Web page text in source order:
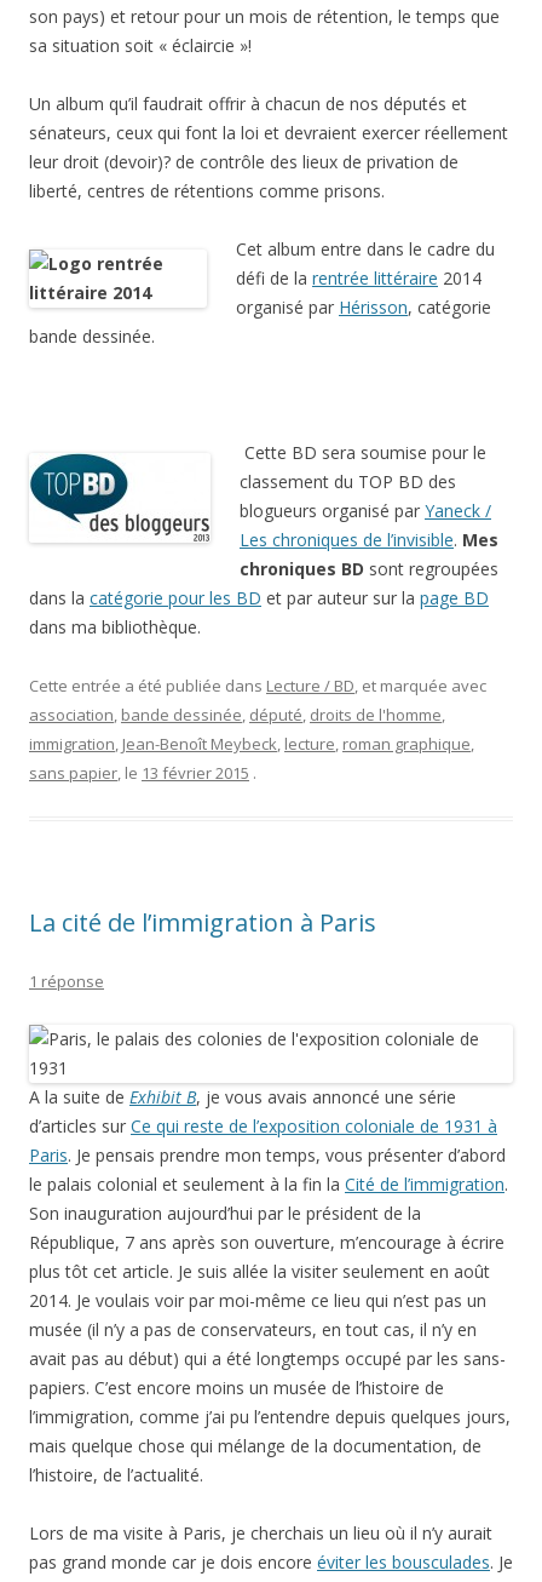
son pays) et retour pour un mois de rétention, le temps que
sa situation soit « éclaircie »!
Un album qu’il faudrait offrir à chacun de nos députés et
sénateurs, ceux qui font la loi et devraient exercer réellement
leur droit (devoir)? de contrôle des lieux de privation de
liberté, centres de rétentions comme prisons.
Cet album entre dans le cadre du
défi de la rentrée littéraire 2014
organisé par Hérisson, catégorie
bande dessinée.
Cette BD sera soumise pour le
classement du TOP BD des
blogueurs organisé par Yaneck /
Les chroniques de l’invisible. Mes
chroniques BD sont regroupées
dans la catégorie pour les BD et par auteur sur la page BD
dans ma bibliothèque.
Cette entrée a été publiée dans Lecture / BD, et marquée avec
association, bande dessinée, député, droits de l'homme,
immigration, Jean-Benoît Meybeck, lecture, roman graphique,
sans papier, le 13 février 2015 .
La cité de l’immigration à Paris
1 réponse
A la suite de Exhibit B, je vous avais annoncé une série
d’articles sur Ce qui reste de l’exposition coloniale de 1931 à
Paris. Je pensais prendre mon temps, vous présenter d’abord
le palais colonial et seulement à la fin la Cité de l’immigration.
Son inauguration aujourd’hui par le président de la
République, 7 ans après son ouverture, m’encourage à écrire
plus tôt cet article. Je suis allée la visiter seulement en août
2014. Je voulais voir par moi-même ce lieu qui n’est pas un
musée (il n’y a pas de conservateurs, en tout cas, il n’y en
avait pas au début) qui a été longtemps occupé par les sans-
papiers. C’est encore moins un musée de l’histoire de
l’immigration, comme j’ai pu l’entendre depuis quelques jours,
mais quelque chose qui mélange de la documentation, de
l’histoire, de l’actualité.
Lors de ma visite à Paris, je cherchais un lieu où il n’y aurait
pas grand monde car je dois encore éviter les bousculades. Je